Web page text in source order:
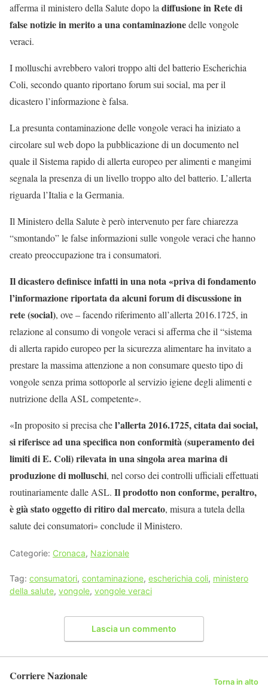
afferma il ministero della Salute dopo ladiffusione in Rete di
false notizie in merito a una contaminazionedelle vongole
veraci.
I molluschi avrebbero valori troppo alti del batterio Escherichia
Coli, secondo quanto riportano forum sui social, ma per il
dicastero l’informazione è falsa.
La presunta contaminazione delle vongole veraci ha iniziato a
circolare sul web dopo la pubblicazione di un documento nel
quale il Sistema rapido di allerta europeo per alimenti e mangimi
segnala la presenza di un livello troppo alto del batterio. L’allerta
riguarda l’Italia e la Germania.
Il Ministero della Salute è però intervenuto per fare chiarezza
“smontando” le false informazioni sulle vongole veraci che hanno
creato preoccupazione tra i consumatori.
Il dicastero definisce infatti in una nota «priva di fondamento
l’informazione riportata da alcuni forum di discussione in
rete (social), ove – facendo riferimento all’allerta 2016.1725, in
relazione al consumo di vongole veraci si afferma che il “sistema
di allerta rapido europeo per la sicurezza alimentare ha invitato a
prestare la massima attenzione a non consumare questo tipo di
vongole senza prima sottoporle al servizio igiene degli alimenti e
nutrizione della ASL competente».
«In proposito si precisa chel’allerta 2016.1725, citata dai social,
si riferisce ad una specifica non conformità (superamento dei
limiti di E. Coli) rilevata in una singola area marina di
produzione di molluschi, nel corso dei controlli ufficiali effettuati
routinariamente dalle ASL. Il prodotto non conforme, peraltro,
è già stato oggetto di ritiro dal mercato, misura a tutela della
salute dei consumatori» conclude il Ministero.
Categorie: Cronaca, Nazionale
Tag: consumatori, contaminazione, escherichia coli, ministero
della salute, vongole, vongole veraci
Lascia un commento
Corriere Nazionale Torna in alto